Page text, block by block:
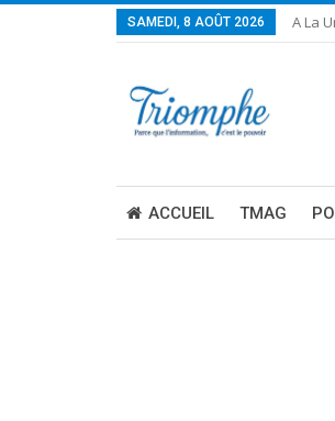
SAMEDI, 8 AOÛT 2026 A La
ACCUEIL TMAG